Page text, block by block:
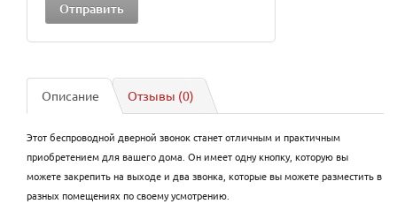
Описание Отзывы (0)
Этот беспроводной дверной звонок станет отличным и практичным
приобретением для вашего дома. Он имеет одну кнопку, которую вы
можете закрепить на выходе и два звонка, которые вы можете разместить в
разных помещениях по своему усмотрению.